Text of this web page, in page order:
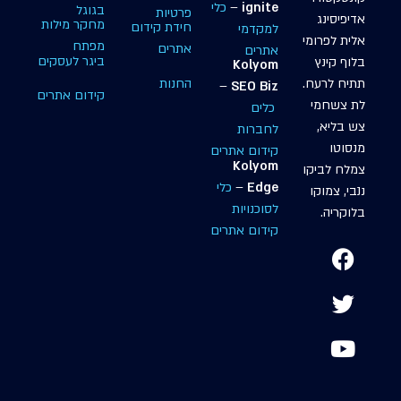
אדיפיסינג
אלית לפרומי
בלוף קינץ
תתיח לרעח.
לת צשחמי
צש בליא,
מנסוטו
צמלח לביקו
ננבי, צמוקו
בלוקריה.
ignite
– כלי
למקדמי
אתרים
Kolyom
SEO Biz
–
כלים
לחברות
קידום אתרים
Kolyom
Edge
– כלי
לסוכנויות
קידום אתרים
פרטיות
חידת קידום
אתרים
החנות
בגוגל
מחקר מילות
מפתח
ביגר לעסקים
קידום אתרים